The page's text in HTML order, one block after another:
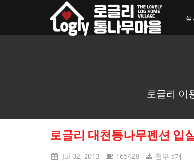
toggle_navigation
실
로글리 이
로글리 대천통나무펜션 입
Jul 02, 2013 165428 첨부 5개